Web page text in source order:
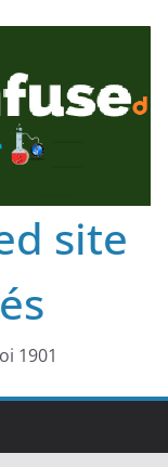
site
1901